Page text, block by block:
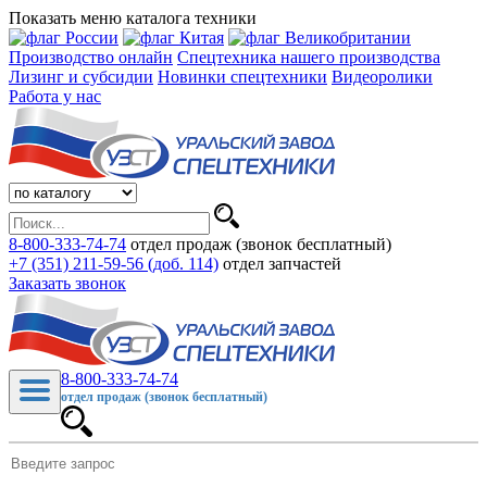
Показать меню каталога техники
Производство онлайн Спецтехника нашего производства
Лизинг и субсидии Новинки спецтехники Видеоролики
Работа у нас
8-800-333-74-74 отдел продаж (звонок бесплатный)
+7 (351) 211-59-56 (доб. 114) отдел запчастей
Заказать звонок
8-800-333-74-74
отдел продаж (звонок бесплатный)